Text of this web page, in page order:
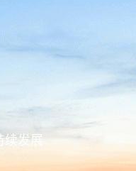
续发展